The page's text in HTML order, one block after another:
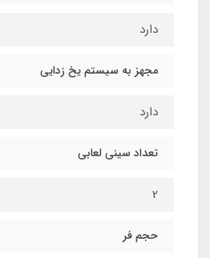
دارد
مجهز به سیستم یخ زدایی
دارد
تعداد سینی لعابی
2
حجم فر